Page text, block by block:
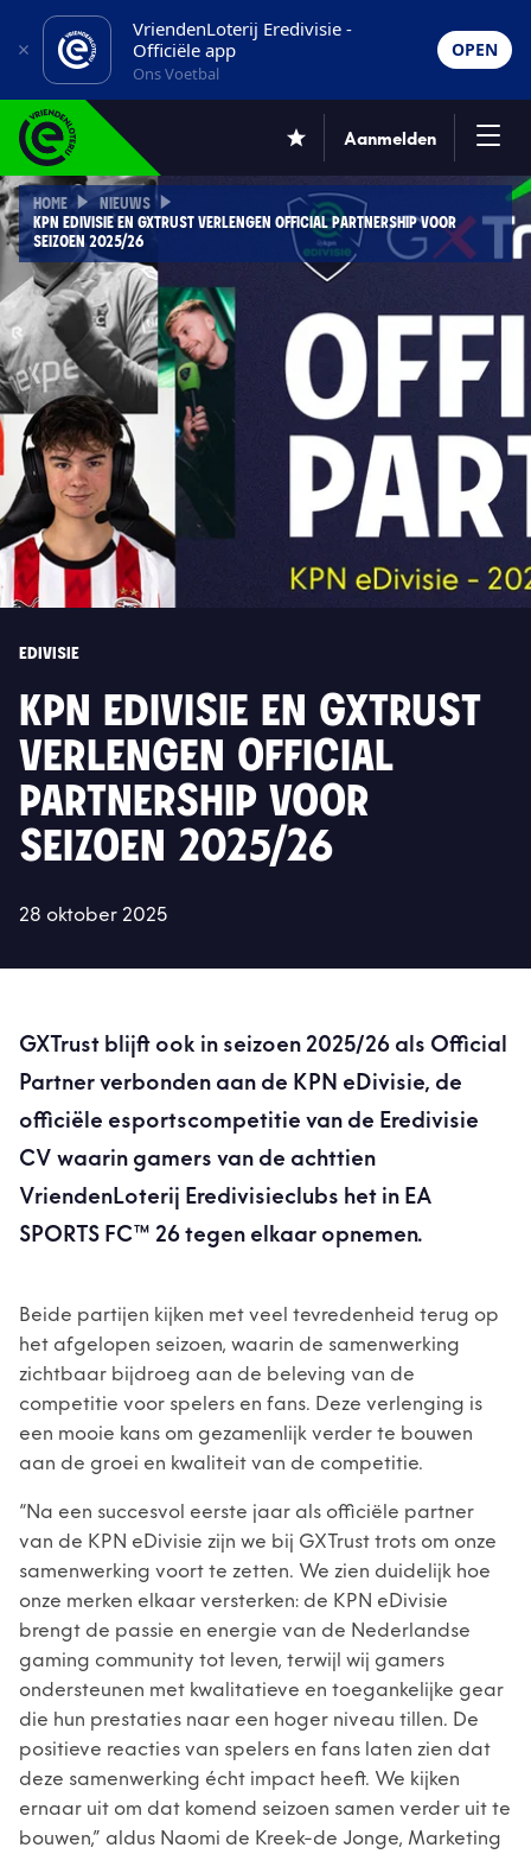
VriendenLoterij Eredivisie -
Officiële app
Ons Voetbal
OPEN
Aanmelden
HOME
NIEUWS
KPN EDIVISIE EN GXTRUST VERLENGEN OFFICIAL PARTNERSHIP VOOR
SEIZOEN 2025/26
EDIVISIE
KPN EDIVISIE EN GXTRUST
VERLENGEN OFFICIAL
PARTNERSHIP VOOR
SEIZOEN 2025/26
28 oktober 2025
GXTrust blijft ook in seizoen 2025/26 als Official
Partner verbonden aan de KPN eDivisie, de
officiële esportscompetitie van de Eredivisie
CV waarin gamers van de achttien
VriendenLoterij Eredivisieclubs het in EA
SPORTS FC™ 26 tegen elkaar opnemen.
Beide partijen kijken met veel tevredenheid terug op
het afgelopen seizoen, waarin de samenwerking
zichtbaar bijdroeg aan de beleving van de
competitie voor spelers en fans. Deze verlenging is
een mooie kans om gezamenlijk verder te bouwen
aan de groei en kwaliteit van de competitie.
“Na een succesvol eerste jaar als officiële partner
van de KPN eDivisie zijn we bij GXTrust trots om onze
samenwerking voort te zetten. We zien duidelijk hoe
onze merken elkaar versterken: de KPN eDivisie
brengt de passie en energie van de Nederlandse
gaming community tot leven, terwijl wij gamers
ondersteunen met kwalitatieve en toegankelijke gear
die hun prestaties naar een hoger niveau tillen. De
positieve reacties van spelers en fans laten zien dat
deze samenwerking écht impact heeft. We kijken
ernaar uit om dat komend seizoen samen verder uit te
bouwen,” aldus Naomi de Kreek-de Jonge, Marketing